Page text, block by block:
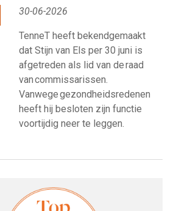
30-06-2026
TenneT heeft bekendgemaakt
dat Stijn van Els per 30 juni is
afgetreden als lid van de raad
van commissarissen.
Vanwege gezondheidsredenen
heeft hij besloten zijn functie
voortijdig neer te leggen.